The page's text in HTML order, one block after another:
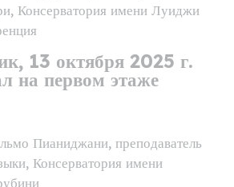
Консерватория имени Луиджи
13 октября 2025 г.
на первом этаже
Пианиджани, преподаватель
Консерватория имени